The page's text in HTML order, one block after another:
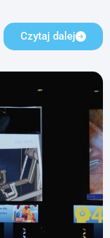
Czytaj dalej